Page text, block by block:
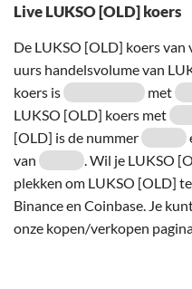
Live LUKSO [OLD] koers
De LUKSO [OLD] koers van
uurs handelsvolume van
koers is
met
LUKSO [OLD] koers met
[OLD] is de nummer
van
. Wil je LUKSO
plekken om LUKSO [OLD]
Binance en Coinbase. Je
onze kopen/verkopen